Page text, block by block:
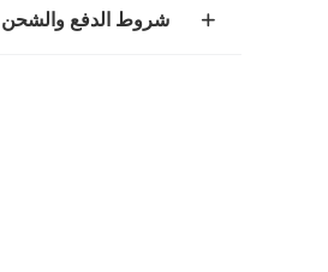
شروط الدفع والشحن